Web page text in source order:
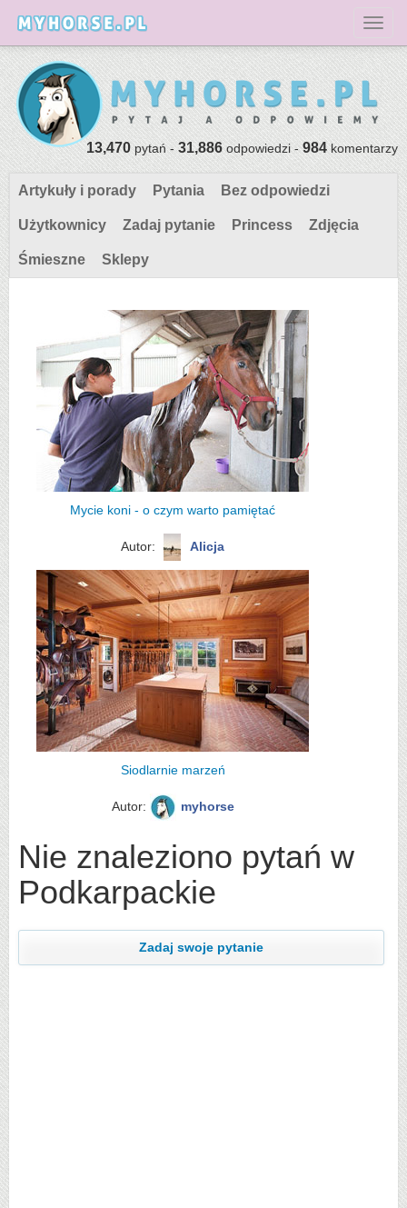
13,470pytań -31,886odpowiedzi -984komentarzy
Artykuły i porady Pytania Bez odpowiedzi
Użytkownicy Zadaj pytanie Princess Zdjęcia
Śmieszne Sklepy
Mycie koni - o czym warto pamiętać
Autor: Alicja
Siodlarnie marzeń
Autor: myhorse
Nie znaleziono pytań w
Podkarpackie
Zadaj swoje pytanie